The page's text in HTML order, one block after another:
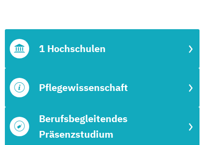
Berufsbegleitendes
Präsenzstudium
Pflegewissenschaft
1 Hochschulen